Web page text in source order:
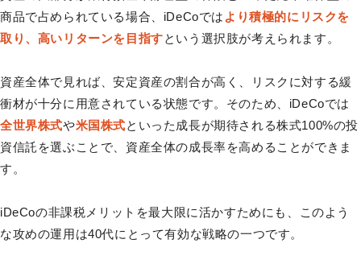
商品で占められている場合、iDeCoでは より積極的にリスクを
取り、高いリターンを目指すという選択肢が考えられます。
資産全体で見れば、安定資産の割合が高く、リスクに対する緩
衝材が十分に用意されている状態です。そのため、iDeCoでは
全世界株式や米国株式といった成長が期待される株式100%の投
資信託を選ぶことで、資産全体の成長率を高めることができま
す。
iDeCoの非課税メリットを最大限に活かすためにも、このよう
な攻めの運用は40代にとって有効な戦略の一つです。